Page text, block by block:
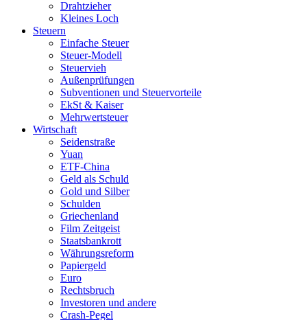
Drahtzieher
Kleines Loch
Steuern
Einfache Steuer
Steuer-Modell
Steuervieh
Außenprüfungen
Subventionen und Steuervorteile
EkSt & Kaiser
Mehrwertsteuer
Wirtschaft
Seidenstraße
Yuan
ETF-China
Geld als Schuld
Gold und Silber
Schulden
Griechenland
Film Zeitgeist
Staatsbankrott
Währungsreform
Papiergeld
Euro
Rechtsbruch
Investoren und andere
Crash-Pegel